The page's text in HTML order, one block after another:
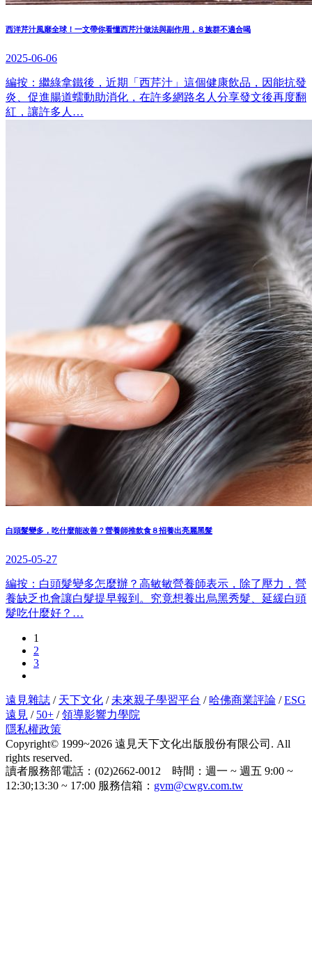
西洋芹汁風靡全球！一文帶你看懂西芹汁做法與副作用，８族群不適合喝
2025-06-06
編按：繼綠拿鐵後，近期「西芹汁」這個健康飲品，因能抗發
炎、促進腸道蠕動助消化，在許多網路名人分享發文後再度翻
紅，讓許多人…
白頭髮變多，吃什麼能改善？營養師推飲食８招養出亮麗黑髮
2025-05-27
編按：白頭髮變多怎麼辦？高敏敏營養師表示，除了壓力，營
養缺乏也會讓白髮提早報到。究竟想養出烏黑秀髮、延緩白頭
髮吃什麼好？…
1
2
3
遠見雜誌 / 天下文化 / 未來親子學習平台 / 哈佛商業評論 /ESG
遠見 / 50+ /領導影響力學院
隱私權政策
Copyright© 1999~2026 遠見天下文化出版股份有限公司. All
rights reserved.
讀者服務部電話：(02)2662-0012 時間：週一 ~ 週五 9:00 ~
12:30;13:30 ~ 17:00 服務信箱： gvm@cwgv.com.tw